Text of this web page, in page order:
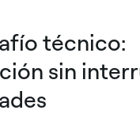
técnico:
sin